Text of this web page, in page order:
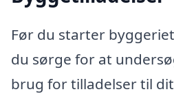
Før du starter
du sørge for at
brug for tilladelser til